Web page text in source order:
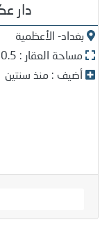
دار
بغداد- الأعظمية
مساحة العقار : 160.5 متر مربع
أضيف : منذ سنتين